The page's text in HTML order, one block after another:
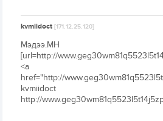
kvmiidoct[171.12.25.120]
Мэдээ.МН
[url=http://
<a
href="http://
kvmiidoct
http://